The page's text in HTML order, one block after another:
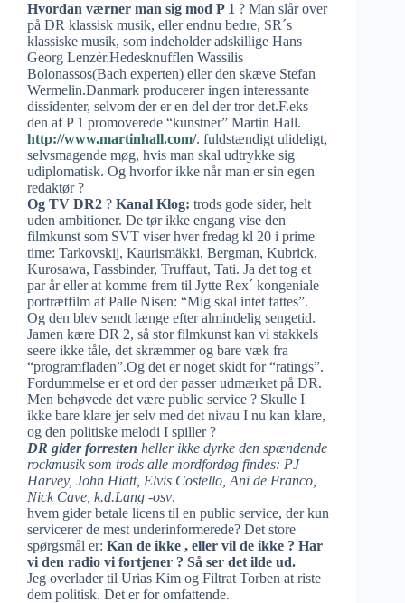
Hvordan værner man sig mod P 1 ? Man slår over
på DR klassisk musik, eller endnu bedre, SR´s
klassiske musik, som indeholder adskillige Hans
Georg Lenzér.Hedesknufflen Wassilis
Bolonassos(Bach experten) eller den skæve Stefan
Wermelin.Danmark producerer ingen interessante
dissidenter, selvom der er en del der tror det.F.eks
den af P 1 promoverede “kunstner” Martin Hall.
http://www.martinhall.com/. fuldstændigt ulideligt,
selvsmagende møg, hvis man skal udtrykke sig
udiplomatisk. Og hvorfor ikke når man er sin egen
redaktør ?
Og TV DR2 ? Kanal Klog: trods gode sider, helt
uden ambitioner. De tør ikke engang vise den
filmkunst som SVT viser hver fredag kl 20 i prime
time: Tarkovskij, Kaurismäkki, Bergman, Kubrick,
Kurosawa, Fassbinder, Truffaut, Tati. Ja det tog et
par år eller at komme frem til Jytte Rex´ kongeniale
portrætfilm af Palle Nisen: “Mig skal intet fattes”.
Og den blev sendt længe efter almindelig sengetid.
Jamen kære DR 2, så stor filmkunst kan vi stakkels
seere ikke tåle, det skræmmer og bare væk fra
“programfladen”.Og det er noget skidt for “ratings”.
Fordummelse er et ord der passer udmærket på DR.
Men behøvede det være public service ? Skulle I
ikke bare klare jer selv med det nivau I nu kan klare,
og den politiske melodi I spiller ?
DR gider forresten heller ikke dyrke den spændende
rockmusik som trods alle mordfordøg findes: PJ
Harvey, John Hiatt, Elvis Costello, Ani de Franco,
Nick Cave, k.d.Lang -osv.
hvem gider betale licens til en public service, der kun
servicerer de mest underinformerede? Det store
spørgsmål er: Kan de ikke , eller vil de ikke ? Har
vi den radio vi fortjener ? Så ser det ilde ud.
Jeg overlader til Urias Kim og Filtrat Torben at riste
dem politisk. Det er for omfattende.